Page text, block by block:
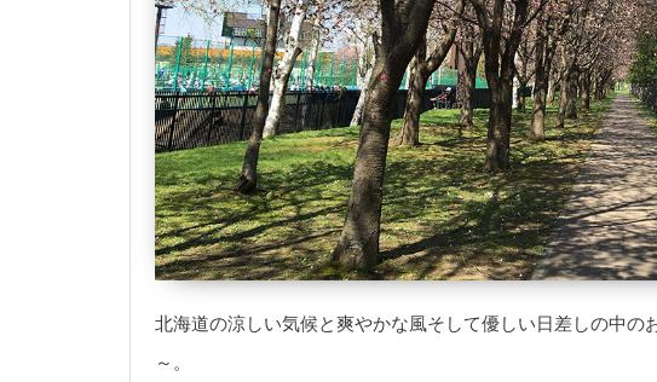
北海道の涼しい気候と爽やかな風そして優しい日差しの中の
～。